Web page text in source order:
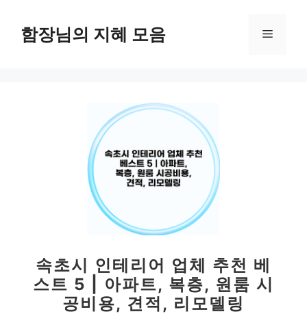
함장님의 지혜 모음 메
속초시 인테리어 업체 추천 베
스트 5 | 아파트, 복층, 원룸 시
공비용, 견적, 리모델링